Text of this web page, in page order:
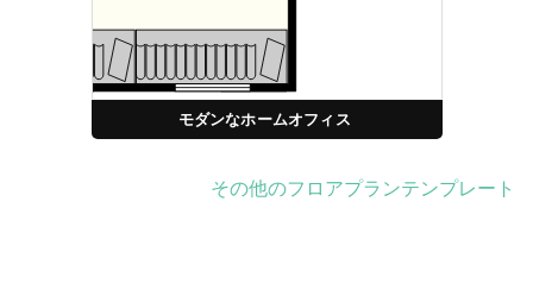
モダンなホームオフィス
その他のフロアプランテンプレート